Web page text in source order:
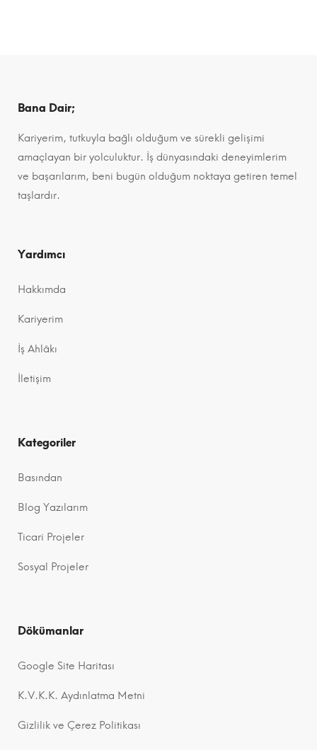
Ticari
Projeler
Bana Dair;
Kariyerim, tutkuyla bağlı olduğum ve sürekli gelişimi
amaçlayan bir yolculuktur. İş dünyasındaki deneyimlerim
ve başarılarım, beni bugün olduğum noktaya getiren temel
taşlardır.
Yardımcı
Hakkımda
Kariyerim
İş Ahlâkı
İletişim
Kategoriler
Basından
Blog Yazılarım
Ticari Projeler
Sosyal Projeler
Dökümanlar
Google Site Haritası
K.V.K.K. Aydınlatma Metni
Gizlilik ve Çerez Politikası